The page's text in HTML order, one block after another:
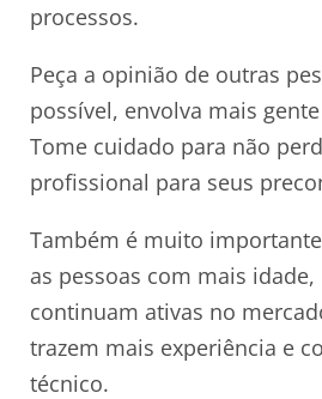
processos.
Peça a opinião de outras
possível, envolva mais
Tome cuidado para não
profissional para seus
Também é muito
as pessoas com mais
continuam ativas no
trazem mais experiência e
técnico.